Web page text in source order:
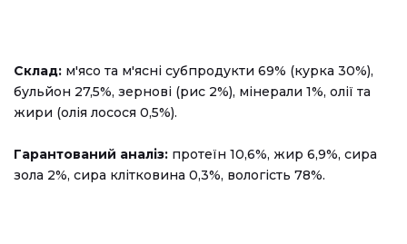
Склад: м'ясо та м'ясні субпродукти 69% (курка 30%),
бульйон 27,5%, зернові (рис 2%), мінерали 1%, олії та
жири (олія лосося 0,5%).
Гарантований аналіз: протеїн 10,6%, жир 6,9%, сира
зола 2%, сира клітковина 0,3%, вологість 78%.